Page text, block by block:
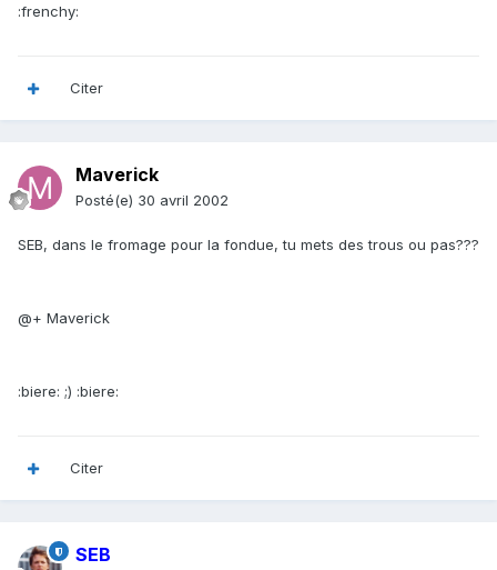
:frenchy:
Citer
Maverick
Posté(e) 30 avril 2002
SEB, dans le fromage pour la fondue, tu mets des trous ou pas???
@+ Maverick
:biere: ;) :biere:
Citer
SEB